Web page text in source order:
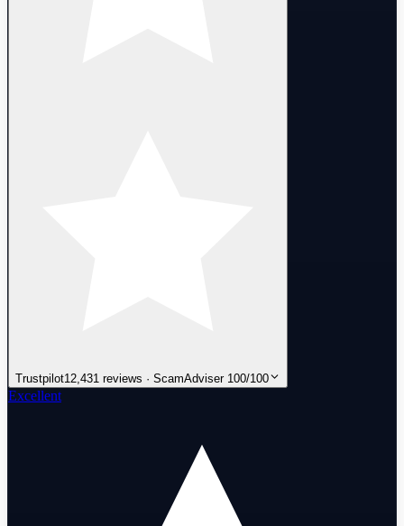
Trustpilot12,431 reviews · ScamAdviser 100/100
Excellent